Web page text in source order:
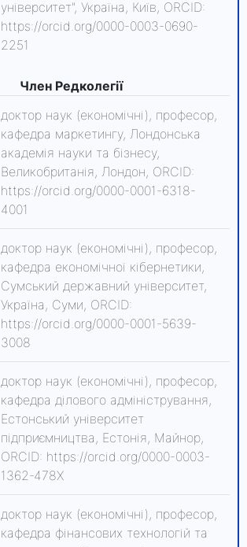
університет", Україна, Київ, ORCID:
https://orcid.org/0000-0003-0690-
2251
Член Редколегії
доктор наук (економічні), професор,
кафедра маркетингу, Лондонська
академія науки та бізнесу,
Великобританія, Лондон, ORCID:
https://orcid.org/0000-0001-6318-
4001
доктор наук (економічні), професор,
кафедра економічної кібернетики,
Сумський державний університет,
Україна, Суми, ORCID:
https://orcid.org/0000-0001-5639-
3008
доктор наук (економічні), професор,
кафедра ділового адміністрування,
Естонський університет
підприємництва, Естонія, Майнор,
ORCID: https://orcid.org/0000-0003-
1362-478X
доктор наук (економічні), професор,
кафедра фінансових технологій та